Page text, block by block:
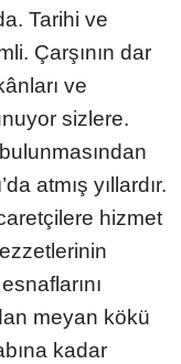
Tarihi ve
Çarşının dar
ve
sizlere.
atmış yıllardır.
hizmet
meyan kökü
kadar